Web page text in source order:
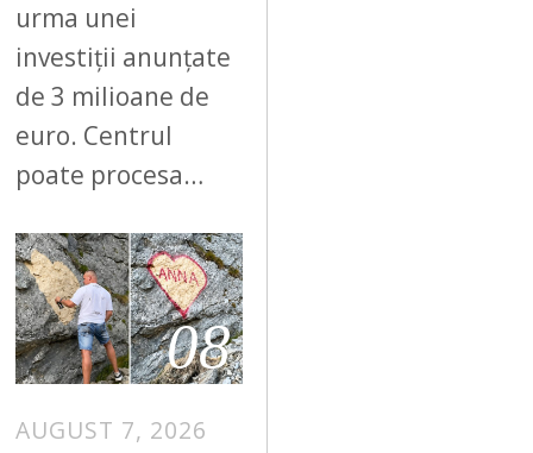
urma unei
investiții anunțate
de 3 milioane de
euro. Centrul
poate procesa…
08
AUGUST 7, 2026